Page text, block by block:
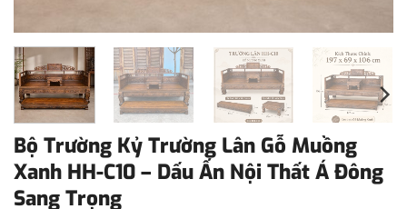
Bộ Trường Kỷ Trường Lân Gỗ Muồng
Xanh HH-C10 – Dấu Ấn Nội Thất Á Đông
Sang Trọng